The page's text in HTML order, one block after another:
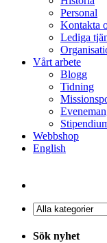
Personal
Kontakta
Lediga
Vårt arbete
Blogg
Tidning
Webbshop
English
Sök nyhet